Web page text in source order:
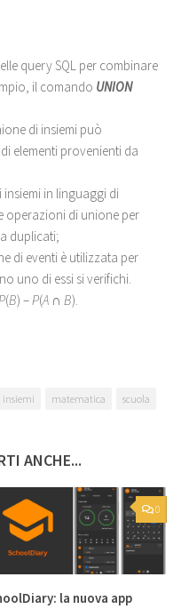
query SQL per combinare
il comando UNION
di insiemi può
elementi provenienti da
insiemi in linguaggi di
operazioni di unione per
duplicati;
di eventi è utilizzata per
uno di essi si verifichi.
(B) –P(A ∩ B).
insiemi matematica scuola
ANCHE...
0
la nuova app